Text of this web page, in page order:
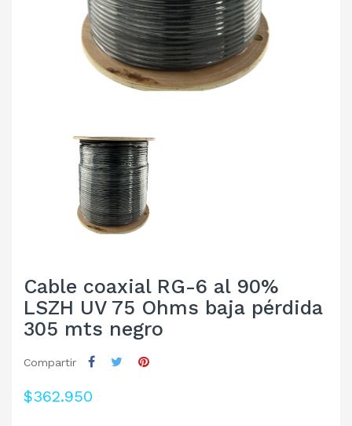
Cable coaxial RG-6 al 90%
LSZH UV 75 Ohms baja pérdida
305 mts negro
Compartir
$362.950